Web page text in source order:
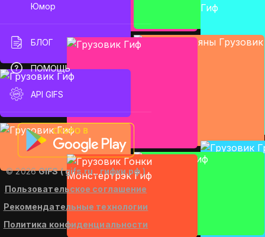
Юмор
БЛОГ
ПОМОЩЬ
API GIFS
© 2026GIFS ( gifs.ru , гифки.рф )
Пользовательское соглашение
Рекомендательные технологии
Политика конфиденциальности